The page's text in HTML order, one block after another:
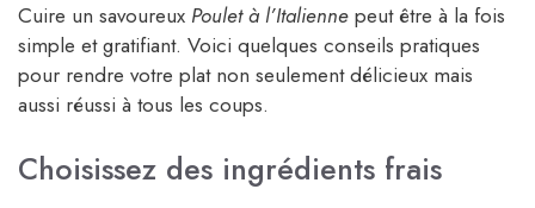
Cuire un savoureux Poulet à l’Italienne peut être à la fois
simple et gratifiant. Voici quelques conseils pratiques
pour rendre votre plat non seulement délicieux mais
aussi réussi à tous les coups.
Choisissez des ingrédients frais